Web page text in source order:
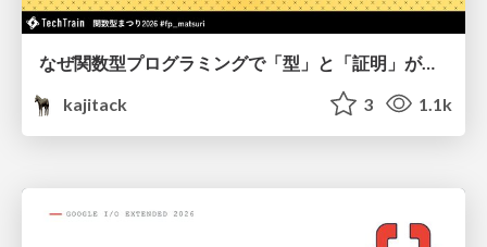
なぜ関数型プログラミングで「型」と「証明」が語られるのか #fp_matsuri
kajitack
3 1.1k